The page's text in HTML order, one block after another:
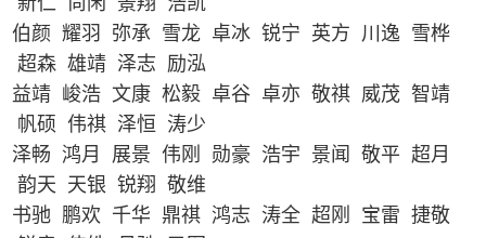
伯颜 耀羽 弥承 雪龙 卓冰 锐宁 英方 川逸 雪桦
超森 雄靖 泽志 励泓
益靖 峻浩 文康 松毅 卓谷 卓亦 敬祺 威茂 智靖
帆硕 伟祺 泽恒 涛少
泽畅 鸿月 展景 伟刚 勋豪 浩宇 景闻 敬平 超月
韵天 天银 锐翔 敬维
书驰 鹏欢 千华 鼎祺 鸿志 涛全 超刚 宝雷 捷敬